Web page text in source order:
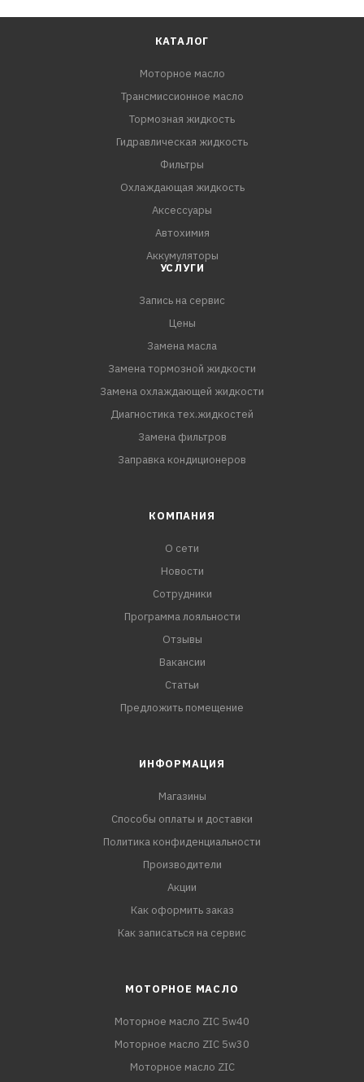
КАТАЛОГ
Моторное масло
Трансмиссионное масло
Тормозная жидкость
Гидравлическая жидкость
Фильтры
Охлаждающая жидкость
Аксессуары
Автохимия
Аккумуляторы
УСЛУГИ
Запись на сервис
Цены
Замена масла
Замена тормозной жидкости
Замена охлаждающей жидкости
Диагностика тех.жидкостей
Замена фильтров
Заправка кондиционеров
КОМПАНИЯ
О сети
Новости
Сотрудники
Программа лояльности
Отзывы
Вакансии
Статьи
Предложить помещение
ИНФОРМАЦИЯ
Магазины
Способы оплаты и доставки
Политика конфиденциальности
Производители
Акции
Как оформить заказ
Как записаться на сервис
МОТОРНОЕ МАСЛО
Моторное масло ZIC 5w40
Моторное масло ZIC 5w30
Моторное масло ZIC